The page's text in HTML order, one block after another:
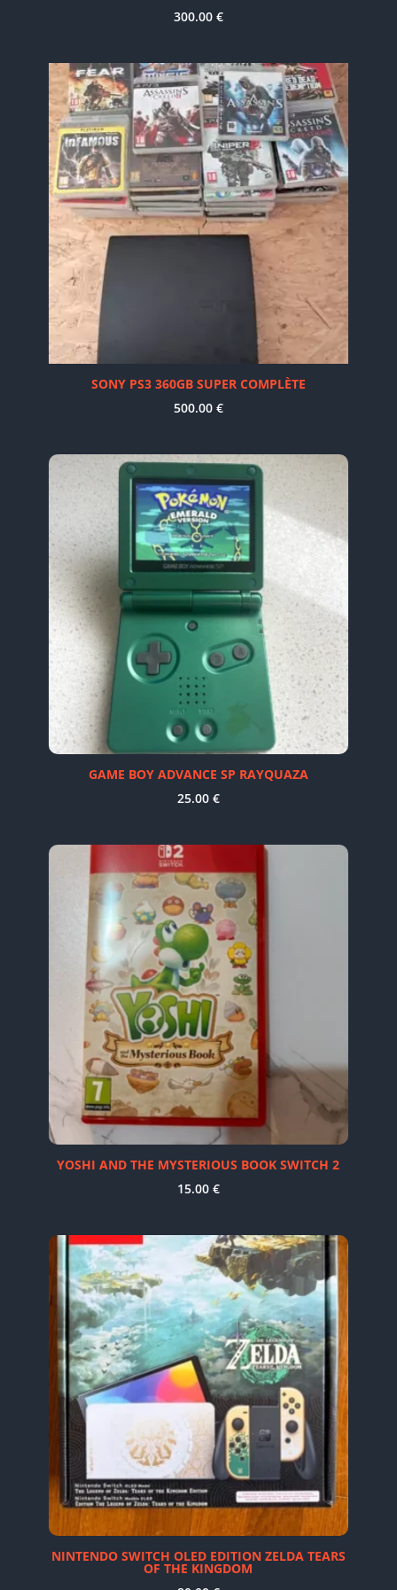
300.00 €
SONY PS3 360GB SUPER COMPLÈTE
500.00 €
GAME BOY ADVANCE SP RAYQUAZA
25.00 €
YOSHI AND THE MYSTERIOUS BOOK SWITCH 2
15.00 €
NINTENDO SWITCH OLED EDITION ZELDA TEARS
OF THE KINGDOM